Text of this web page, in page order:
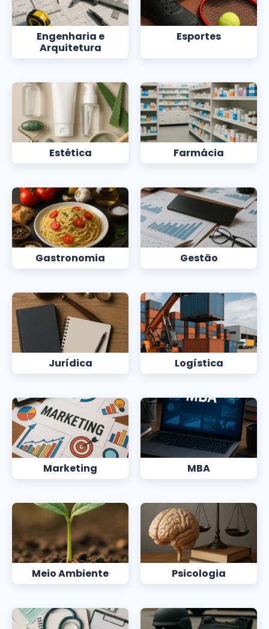
Engenharia e
Arquitetura
Esportes
Estética Farmácia
Gastronomia Gestão
Jurídica Logística
Marketing MBA
Meio Ambiente Psicologia